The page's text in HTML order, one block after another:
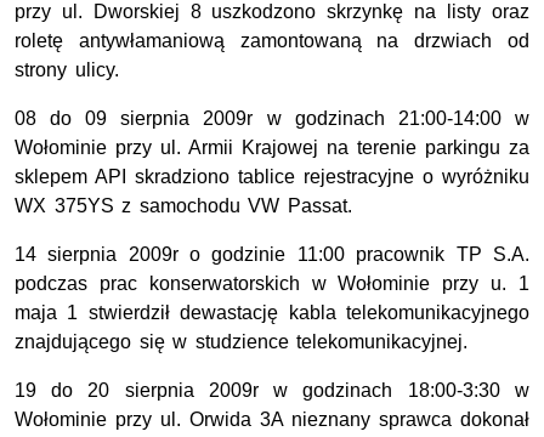
przy ul. Dworskiej 8 uszkodzono skrzynkę na listy oraz
roletę antywłamaniową zamontowaną na drzwiach od
strony ulicy.
08 do 09 sierpnia 2009r w godzinach 21:00-14:00 w
Wołominie przy ul. Armii Krajowej na terenie parkingu za
sklepem API skradziono tablice rejestracyjne o wyróżniku
WX 375YS z samochodu VW Passat.
14 sierpnia 2009r o godzinie 11:00 pracownik TP S.A.
podczas prac konserwatorskich w Wołominie przy u. 1
maja 1 stwierdził dewastację kabla telekomunikacyjnego
znajdującego się w studzience telekomunikacyjnej.
19 do 20 sierpnia 2009r w godzinach 18:00-3:30 w
Wołominie przy ul. Orwida 3A nieznany sprawca dokonał